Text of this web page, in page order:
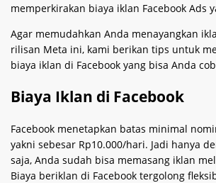
memperkirakan biaya iklan Facebook Ads
Agar memudahkan Anda menayangkan
rilisan Meta ini, kami berikan tips untuk
biaya iklan di Facebook yang bisa Anda
Biaya Iklan di Facebook
Facebook menetapkan batas minimal
yakni sebesar Rp10.000/hari. Jadi hanya
saja, Anda sudah bisa memasang iklan
Biaya beriklan di Facebook tergolong